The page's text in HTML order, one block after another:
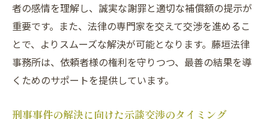
者の感情を理解し、誠実な謝罪と適切な補償額の提示が
重要です。また、法律の専門家を交えて交渉を進めるこ
とで、よりスムーズな解決が可能となります。藤垣法律
事務所は、依頼者様の権利を守りつつ、最善の結果を導
くためのサポートを提供しています。
刑事事件の解決に向けた示談交渉のタイミング